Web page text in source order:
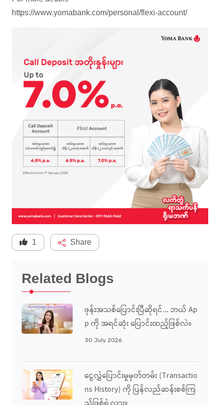
https://www.yomabank.com/personal/flexi-account/
1 Share
Related Blogs
ဖုန်းအသစ်ပြောင်းပြီဆိုရင်... ဘယ် Ap
P ကို အရင်ဆုံး ပြောင်းထည့်ဖြစ်လဲ။
30 July 2026
ငွေလွှဲပြောင်းမှုမှတ်တမ်း (Transactio
Ns History) ကို ပြန်လည်ဆန်းစစ်ကြ